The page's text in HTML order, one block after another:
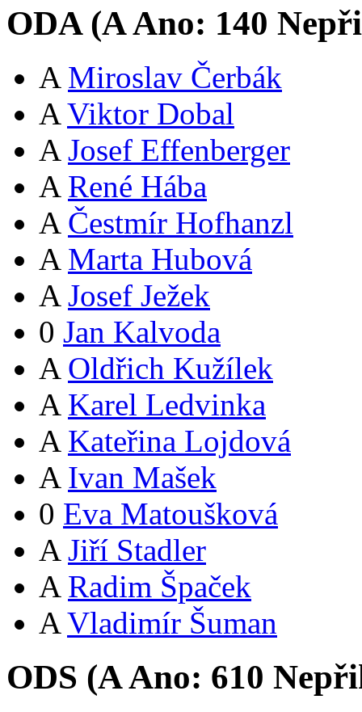
ODA (AAno: 140
A Miroslav Čerbák
A Viktor Dobal
A Josef Effenberger
A René Hába
A Čestmír Hofhanzl
A Marta Hubová
A Josef Ježek
0 Jan Kalvoda
A Oldřich Kužílek
A Karel Ledvinka
A Kateřina Lojdová
A Ivan Mašek
0 Eva Matoušková
A Jiří Stadler
A Radim Špaček
A Vladimír Šuman
ODS (AAno: 610